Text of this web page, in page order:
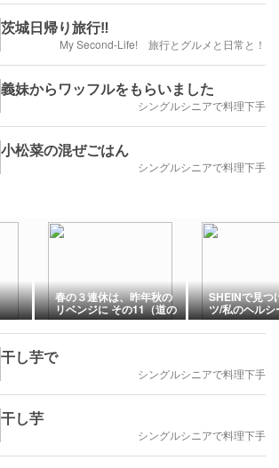
茨城日帰り旅行‼️
My Second-Life! 旅行とグルメと日常と！
義妹からワッフルをもらいました
シングルシニアで料理下手
小松菜の混ぜごはん
シングルシニアで料理下手
春の３連休は、昨年秋の
リベンジに その11（道の
駅田切の里）
SHEINで見つ
ツ/私のヘル
やつ
干し芋で
シングルシニアで料理下手
干し芋
シングルシニアで料理下手